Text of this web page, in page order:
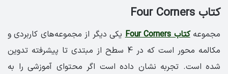
کتاب Four Corners
مجموعهکتاب Four Corners
یکی دیگر از مجموعه‌های کاربردی و
مکالمه محور است که در 4 سطح از مبتدی تا پیشرفته تدوین
شده است. تجربه نشان داده است اگر محتوای آموزشی را به